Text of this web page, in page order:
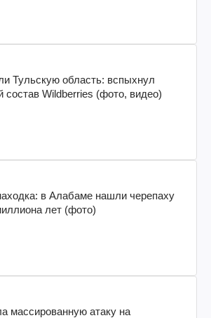
Тульскую область: вспыхнул
Wildberries (фото, видео)
в Алабаме нашли черепаху
лет (фото)
массированную атаку на